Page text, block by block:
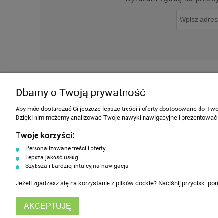
O NAS NOWOŚCI
INFORMACJE
Producenci
Polityka prywatności
Koszty dostawy
Tabela rozmiarów ubrań
HorecaEurope
Dbamy o Twoją prywatność
Aby móc dostarczać Ci jeszcze lepsze treści i oferty dostosowane do
Dzięki nim możemy analizować Twoje nawyki nawigacyjne i
Twoje korzyści:
Personalizowane treści i oferty
Lepsza jakość usług
Szybsza i bardziej intuicyjna nawigacja
Jeżeli zgadzasz się na korzystanie z plików cookie? Naciśnij przycisk
AKCEPTUJĘ